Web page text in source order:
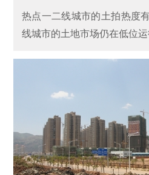
热点一二线城市的土拍热度
线城市的土地市场仍在低位